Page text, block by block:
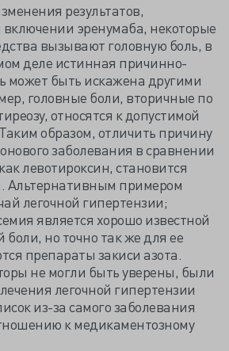
результатов,
эренумаба, некоторые
вызывают головную боль, в
деле истинная причинно-
может быть искажена другими
головные боли, вторичные по
относятся к допустимой
образом, отличить причину
заболевания в сравнении
левотироксин, становится
Альтернативным примером
легочной гипертензии;
является хорошо известной
но точно так же для ее
препараты закиси азота.
не могли быть уверены, были
легочной гипертензии
из-за самого заболевания
к медикаментозному